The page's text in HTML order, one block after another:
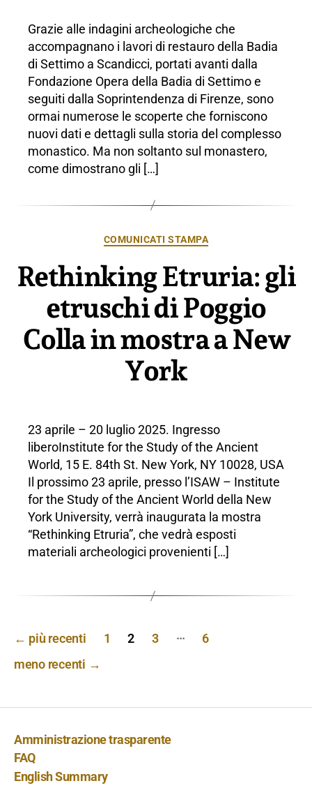
Grazie alle indagini archeologiche che
accompagnano i lavori di restauro della Badia
di Settimo a Scandicci, portati avanti dalla
Fondazione Opera della Badia di Settimo e
seguiti dalla Soprintendenza di Firenze, sono
ormai numerose le scoperte che forniscono
nuovi dati e dettagli sulla storia del complesso
monastico. Ma non soltanto sul monastero,
come dimostrano gli […]
Categorie
COMUNICATI STAMPA
Rethinking Etruria: gli
etruschi di Poggio
Colla in mostra a New
York
23 aprile – 20 luglio 2025. Ingresso
liberoInstitute for the Study of the Ancient
World, 15 E. 84th St. New York, NY 10028, USA
Il prossimo 23 aprile, presso l’ISAW – Institute
for the Study of the Ancient World della New
York University, verrà inaugurata la mostra
“Rethinking Etruria”, che vedrà esposti
materiali archeologici provenienti […]
Paginazione
degli
← più recenti 1 2 3 …
6
meno recenti →
Amministrazione trasparente
FAQ
English Summary